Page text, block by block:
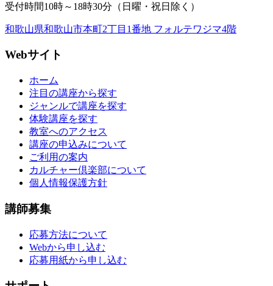
受付時間10時～18時30分（日曜・祝日除く）
和歌山県和歌山市本町2丁目1番地 フォルテワジマ4階
Webサイト
ホーム
注目の講座から探す
ジャンルで講座を探す
体験講座を探す
教室へのアクセス
講座の申込みについて
ご利用の案内
カルチャー倶楽部について
個人情報保護方針
講師募集
応募方法について
Webから申し込む
応募用紙から申し込む